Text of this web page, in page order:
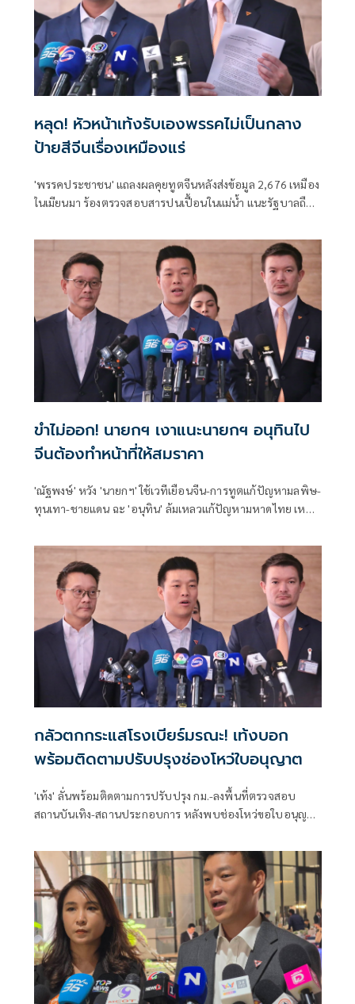
หลุด! หัวหน้าเท้งรับเองพรรคไม่เป็นกลาง
ป้ายสีจีนเรื่องเหมืองแร่
'พรรคประชาชน' แถลงผลคุยทูตจีนหลังส่งข้อมูล 2,676 เหมือง
ในเมียนมา ร้องตรวจสอบสารปนเปื้อนในแม่น้ำ แนะรัฐบาลถือ
ได้ประโยชน์ แต่ได้รับผลกระทบ
ขำไม่ออก! นายกฯ เงาแนะนายกฯ อนุทินไป
จีนต้องทำหน้าที่ให้สมราคา
'ณัฐพงษ์' หวัง 'นายกฯ' ใช้เวทีเยือนจีน-การทูตแก้ปัญหามลพิษ-
ทุนเทา-ชายแดน ฉะ 'อนุทิน' ล้มเหลวแก้ปัญหามหาดไทย เหน็บ
มาเป็นของฝากคนไทยบ้าง
กลัวตกกระแสโรงเบียร์มรณะ! เท้งบอก
พร้อมติดตามปรับปรุงช่องโหว่ใบอนุญาต
'เท้ง' ลั่นพร้อมติดตามการปรับปรุง กม.-ลงพื้นที่ตรวจสอบ
สถานบันเทิง-สถานประกอบการ หลังพบช่องโหว่ขอใบอนุญาต